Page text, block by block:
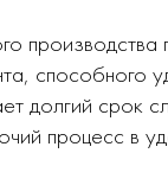
производства
способного
долгий срок
процесс в